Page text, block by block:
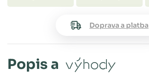
Doprava a platba
Popis a výhody